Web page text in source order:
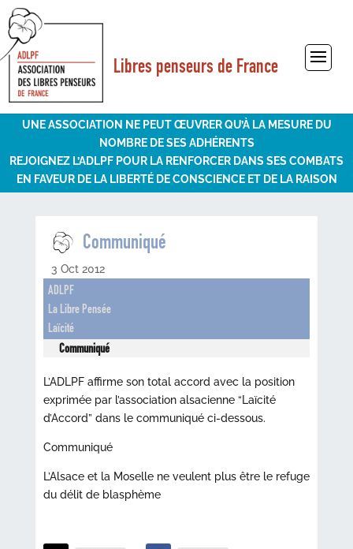
Libres penseurs de France
Sélectionner une page
UNE ASSOCIATION NE PEUT ŒUVRER QU’À LA MESURE DU
NOMBRE DE SES ADHÉRENTS
REJOIGNEZ L’ADLPF POUR LA RENFORCER DANS SES COMBATS
EN FAVEUR DE LA LIBERTÉ DE CONSCIENCE ET DE LA RAISON
Communiqué
3 Oct 2012
ADLPF
La Libre Pensée
Laïcité
Communiqué
L’ADLPF affirme son total accord avec la position
exprimée par l’association alsacienne “Laïcité
d’Accord” dans le communiqué ci-dessous.
Communiqué
L’Alsace et la Moselle ne veulent plus être le refuge
du délit de blasphème